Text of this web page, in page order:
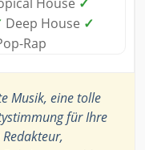
Deep House ✓
Rap
Musik, eine tolle
für Ihre